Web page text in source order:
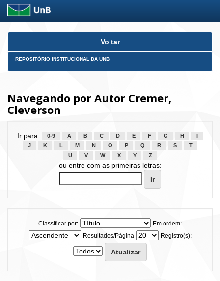
Skip
Voltar
REPOSITÓRIO INSTITUCIONAL DA UNB
Navegando por Autor Cremer,
Cleverson
Ir para: 0-9 A B C D E F G H
J
K L M N O P Q R S
T
U
V W X Y Z
ou entre com as primeiras letras:
Classificar por:
Em ordem:
Resultados/Página
Registro(s):